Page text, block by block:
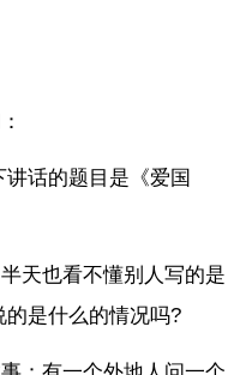
话的题目是《爱国
天也看不懂别人写的是
是什么的情况吗?